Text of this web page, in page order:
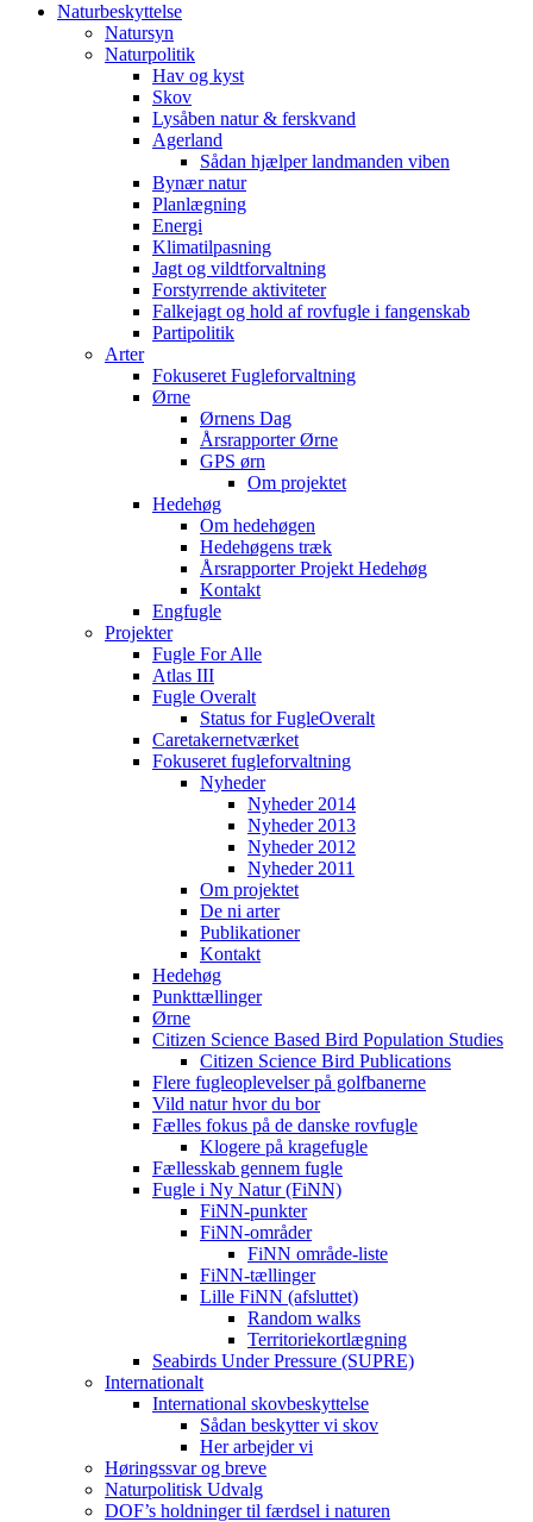
Naturbeskyttelse
Natursyn
Naturpolitik
Hav og kyst
Skov
Lysåben natur & ferskvand
Agerland
Sådan hjælper landmanden viben
Bynær natur
Planlægning
Energi
Klimatilpasning
Jagt og vildtforvaltning
Forstyrrende aktiviteter
Falkejagt og hold af rovfugle i fangenskab
Partipolitik
Arter
Fokuseret Fugleforvaltning
Ørne
Ørnens Dag
Årsrapporter Ørne
GPS ørn
Om projektet
Hedehøg
Om hedehøgen
Hedehøgens træk
Årsrapporter Projekt Hedehøg
Kontakt
Engfugle
Projekter
Fugle For Alle
Atlas III
Fugle Overalt
Status for FugleOveralt
Caretakernetværket
Fokuseret fugleforvaltning
Nyheder
Nyheder 2014
Nyheder 2013
Nyheder 2012
Nyheder 2011
Om projektet
De ni arter
Publikationer
Kontakt
Hedehøg
Punkttællinger
Ørne
Citizen Science Based Bird Population Studies
Citizen Science Bird Publications
Flere fugleoplevelser på golfbanerne
Vild natur hvor du bor
Fælles fokus på de danske rovfugle
Klogere på kragefugle
Fællesskab gennem fugle
Fugle i Ny Natur (FiNN)
FiNN-punkter
FiNN-områder
FiNN område-liste
FiNN-tællinger
Lille FiNN (afsluttet)
Random walks
Territoriekortlægning
Seabirds Under Pressure (SUPRE)
Internationalt
International skovbeskyttelse
Sådan beskytter vi skov
Her arbejder vi
Høringssvar og breve
Naturpolitisk Udvalg
DOF’s holdninger til færdsel i naturen